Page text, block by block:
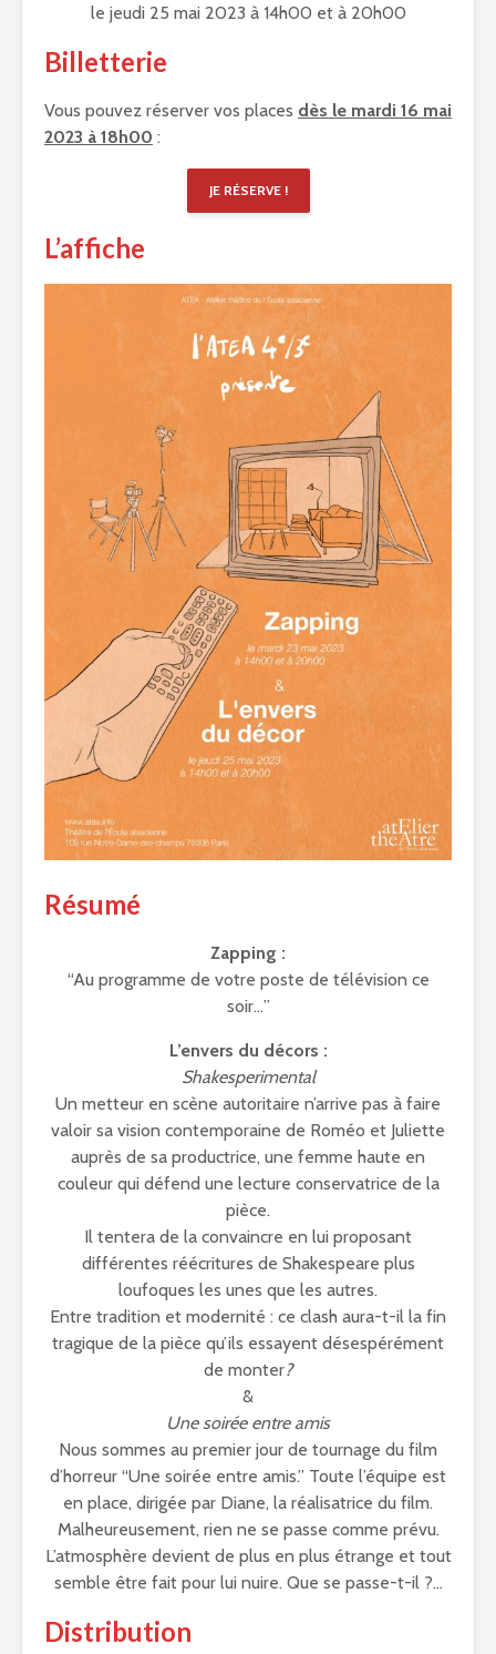
le jeudi 25 mai 2023 à 14h00 et à 20h00
Billetterie
Vous pouvez réserver vos places dès le mardi 16 mai
2023 à 18h00 :
JE RÉSERVE !
L’affiche
Résumé
Zapping :
“Au programme de votre poste de télévision ce
soir…”
L’envers du décors :
Shakesperimental
Un metteur en scène autoritaire n’arrive pas à faire
valoir sa vision contemporaine de Roméo et Juliette
auprès de sa productrice, une femme haute en
couleur qui défend une lecture conservatrice de la
pièce.
Il tentera de la convaincre en lui proposant
différentes réécritures de Shakespeare plus
loufoques les unes que les autres.
Entre tradition et modernité : ce clash aura-t-il la fin
tragique de la pièce qu’ils essayent désespérément
de monter?
&
Une soirée entre amis
Nous sommes au premier jour de tournage du film
d’horreur “Une soirée entre amis.” Toute l’équipe est
en place, dirigée par Diane, la réalisatrice du film.
Malheureusement, rien ne se passe comme prévu.
L’atmosphère devient de plus en plus étrange et tout
semble être fait pour lui nuire. Que se passe-t-il ?…
Distribution